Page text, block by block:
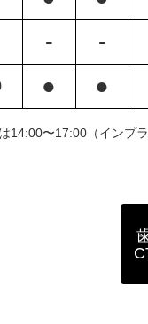
- -
● ●
14:00〜17:00（インプ